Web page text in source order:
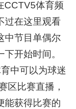
体育频
过在这里观看
中节目单偶尔
开始时间。
中可以为球迷
区比赛直播，
能获得比赛的